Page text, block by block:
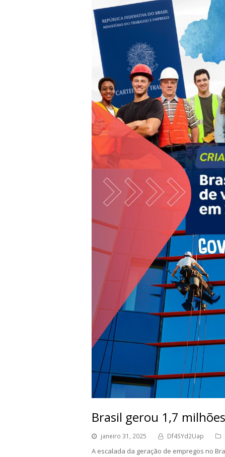
Brasil gerou 1,7
janeiro 31, 2025 Df4SYd2Uap
A escalada da geração de empregos no